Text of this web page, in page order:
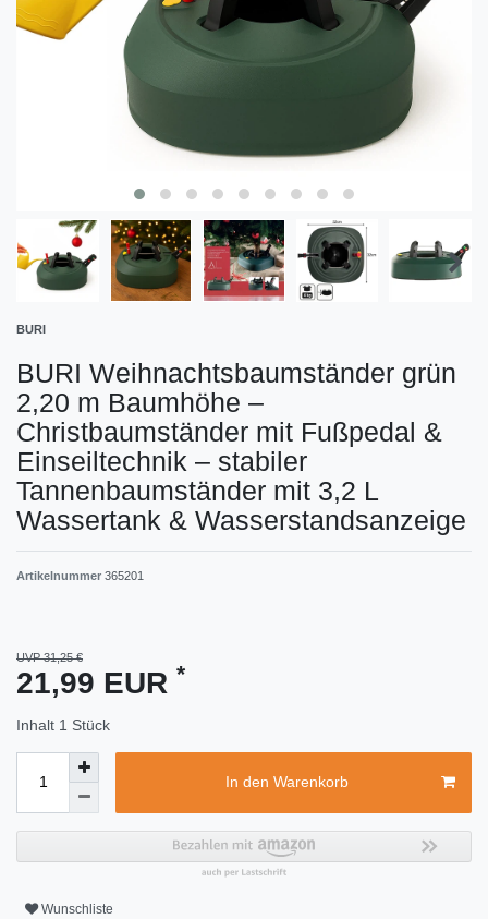
BURI
BURI Weihnachtsbaumständer grün
2,20 m Baumhöhe –
Christbaumständer mit Fußpedal &
Einseiltechnik – stabiler
Tannenbaumständer mit 3,2 L
Wassertank & Wasserstandsanzeige
Artikelnummer 365201
UVP 31,25 €
21,99 EUR *
Inhalt 1 Stück
In den Warenkorb
Wunschliste